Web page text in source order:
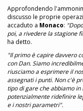
Approfondendo
discusso le proprie
accaduto a Monaco:
poi, a rivedere la stagione
ha detto.
"Il primo è capire davvero
con Dan. Siamo
riusciamo a esprimere il
assegnati i punti. Non c'è
tipo di gare che abbiamo
potenzialmente ridefinire
e i nostri parametri".